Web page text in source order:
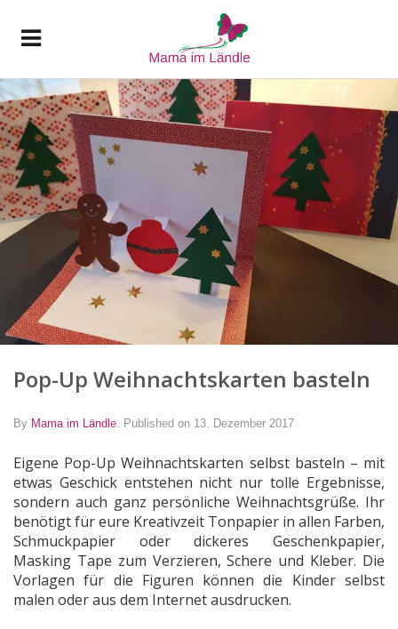
Pop-Up Weihnachtskarten basteln
By Mama im Ländle Published on 13. Dezember 2017
Eigene Pop-Up Weihnachtskarten selbst basteln – mit
etwas Geschick entstehen nicht nur tolle Ergebnisse,
sondern auch ganz persönliche Weihnachtsgrüße. Ihr
benötigt für eure Kreativzeit Tonpapier in allen Farben,
Schmuckpapier oder dickeres Geschenkpapier,
Masking Tape zum Verzieren, Schere und Kleber. Die
Vorlagen für die Figuren können die Kinder selbst
malen oder aus dem Internet ausdrucken.